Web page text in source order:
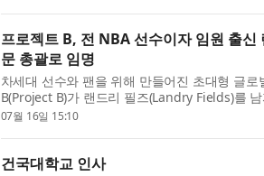
프로젝트 B, 전 NBA 선수이자 임원 출신
문 총괄로 임명
차세대 선수와 팬을 위해 만들어진 초대형 글
B(Project B)가 랜드리 필즈(Landry Fields)를
Men’s Basketball)로 임명했다고 발표했다. 프
07월 16일 15:10
건국대학교 인사